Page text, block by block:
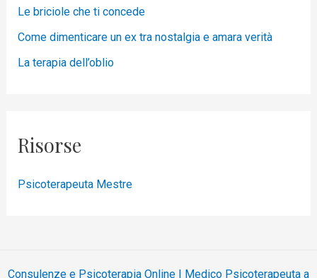
Le briciole che ti concede
Come dimenticare un ex tra nostalgia e amara verità
La terapia dell’oblio
Risorse
Psicoterapeuta Mestre
Consulenze e Psicoterapia Online | Medico Psicoterapeuta a